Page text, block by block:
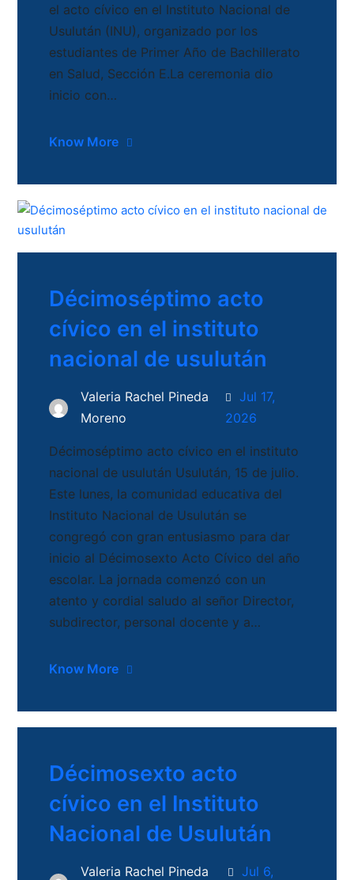
el acto cívico en el Instituto Nacional de
Usulután (INU), organizado por los
estudiantes de Primer Año de Bachillerato
en Salud, Sección E.La ceremonia dio
inicio con…
Know More
Décimoséptimo acto
cívico en el instituto
nacional de usulután
Valeria Rachel Pineda
Moreno
Jul 17,
2026
Décimoséptimo acto cívico en el instituto
nacional de usulután Usulután, 15 de julio.
Este lunes, la comunidad educativa del
Instituto Nacional de Usulután se
congregó con gran entusiasmo para dar
inicio al Décimosexto Acto Cívico del año
escolar. La jornada comenzó con un
atento y cordial saludo al señor Director,
subdirector, personal docente y a…
Know More
Décimosexto acto
cívico en el Instituto
Nacional de Usulután
Valeria Rachel Pineda Jul 6,